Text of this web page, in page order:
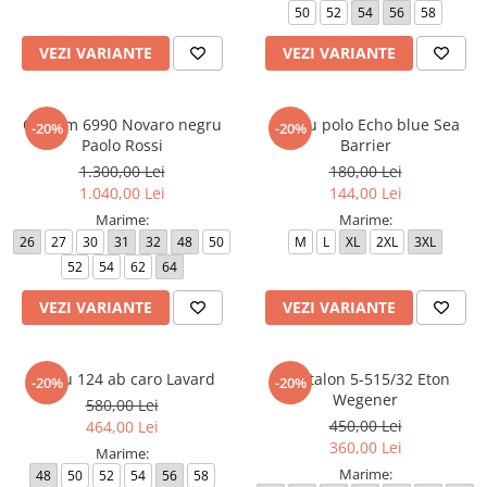
Pardesie
Tricotaje dama
Accesorii dama
Curele dama
Genti dama
Portmonee dama
Esarfe, Fulare dama
Trench
Salopete dama
Hanorace
VEZI VARIANTE
50 52 54 56 58
VEZI VARIANTE
-20%
Costum 6990 Novaro negru
Paolo Rossi
1.300,00 Lei
1.040,00 Lei
Marime:
26 27 30 31 32 48
50
52
54 62 64
VEZI VARIANTE
-20%
Tricou polo Echo blue Sea
Barrier
180,00 Lei
144,00 Lei
Marime:
M L XL 2XL 3XL
VEZI VARIANTE
-20%
Sacou 124 ab caro Lavard
580,00 Lei
464,00 Lei
Marime:
48 50 52 54 56 58
-20%
Pantalon 5-515/32 Eton
Wegener
450,00 Lei
360,00 Lei
Marime: